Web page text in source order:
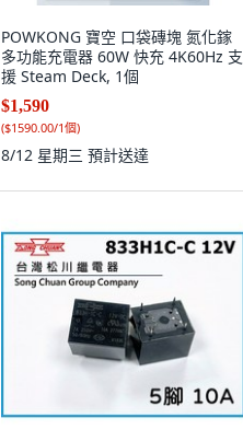
POWKONG 寶空 口袋磚塊 氮化鎵
多功能充電器 60W 快充 4K60Hz 支
援 Steam Deck, 1個
$1,590
($1590.00/1個)
8/12 星期三 預計送達